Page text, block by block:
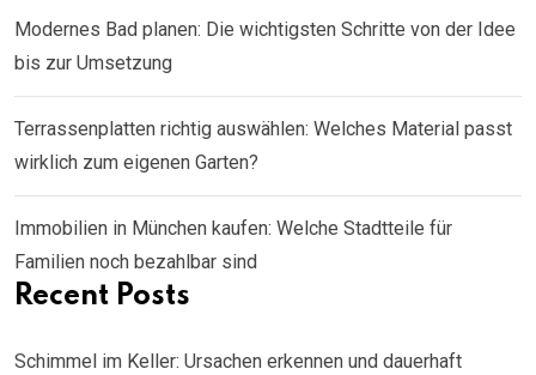
Modernes Bad planen: Die wichtigsten Schritte von der Idee
bis zur Umsetzung
Terrassenplatten richtig auswählen: Welches Material passt
wirklich zum eigenen Garten?
Immobilien in München kaufen: Welche Stadtteile für
Familien noch bezahlbar sind
Recent Posts
Schimmel im Keller: Ursachen erkennen und dauerhaft